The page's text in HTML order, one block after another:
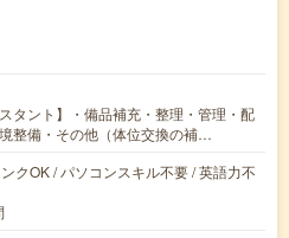
タント】・備品補充・整理・管理・配
整備・その他（体位交換の補…
クOK / パソコンスキル不要 / 英語力不